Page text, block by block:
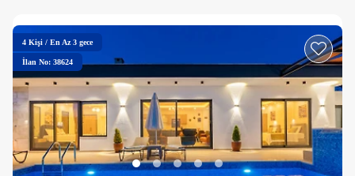
4 Kişi / En Az 3 gece
İlan No: 38624